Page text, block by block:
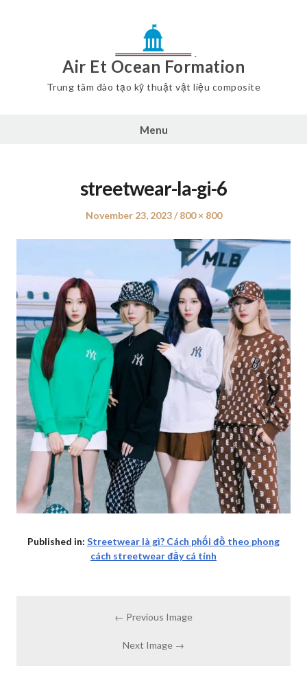
Air Et Ocean Formation
Trung tâm đào tạo kỹ thuật vật liệu composite
Menu
streetwear-la-gi-6
Posted
November 23, 2023
Full
800 × 800
Published in: Streetwear là gì? Cách phối đồ theo phong
cách streetwear đầy cá tính
← Previous Image
Next Image →